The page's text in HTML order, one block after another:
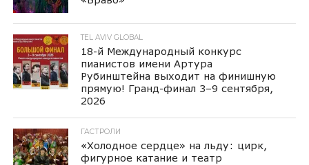
TEL AVIV GLOBAL
18-й Международный конкурс
пианистов имени Артура
Рубинштейна выходит на финишную
прямую! Гранд-финал 3–9 сентября,
2026
ГАСТРОЛИ
«Холодное сердце» на льду: цирк,
фигурное катание и театр